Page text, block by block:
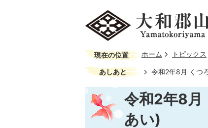
現在の位置 ホーム トピックス
あしあと 令和2年8月 くつ
令和2年8月
あい)